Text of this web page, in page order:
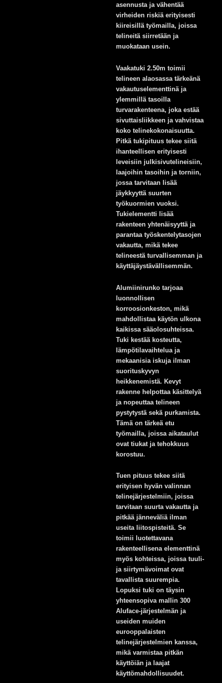
asennusta ja vähentää
virheiden riskiä erityisesti
kiireisillä työmailla, joissa
telineitä siirretään ja
muokataan usein.
Vaakatuki 2.50m toimii
telineen alaosassa tärkeänä
vakautuselementtinä ja
ylemmillä tasoilla
turvarakenteena, joka estää
sivuttaisliikkeen ja vahvistaa
koko telinekokonaisuutta.
Pitkä tukipituus tekee siitä
ihanteellisen erityisesti
leveisiin julkisivutelineisiin,
laajoihin tasoihin ja torniin,
jossa tarvitaan lisää
jäykkyyttä suurten
työkuormien vuoksi.
Tukielementti lisää
rakenteen yhtenäisyyttä ja
parantaa työskentelytasojen
vakautta, mikä tekee
telineestä turvallisemman ja
käyttäjäystävällisemmän.
Alumiinirunko tarjoaa
luonnollisen
korroosionkeston, mikä
mahdollistaa käytön ulkona
kaikissa sääolosuhteissa.
Tuki kestää kosteutta,
lämpötilavaihtelua ja
mekaanisia iskuja ilman
suorituskyvyn
heikkenemistä. Kevyt
rakenne helpottaa käsittelyä
ja nopeuttaa telineen
pystytystä sekä purkamista.
Tämä on tärkeä etu
työmailla, joissa aikataulut
ovat tiukat ja tehokkuus
korostuu.
Tuen pituus tekee siitä
erityisen hyvän valinnan
telinejärjestelmiin, joissa
tarvitaan suurta vakautta ja
pitkää jänneväliä ilman
useita liitospisteitä. Se
toimii luotettavana
rakenteellisena elementtinä
myös kohteissa, joissa tuuli-
ja siirtymävoimat ovat
tavallista suurempia.
Lopuksi tuki on täysin
yhteensopiva mallin 300
Aluface-järjestelmän ja
useiden muiden
eurooppalaisten
telinejärjestelmien kanssa,
mikä varmistaa pitkän
käyttöiän ja laajat
käyttömahdollisuudet.